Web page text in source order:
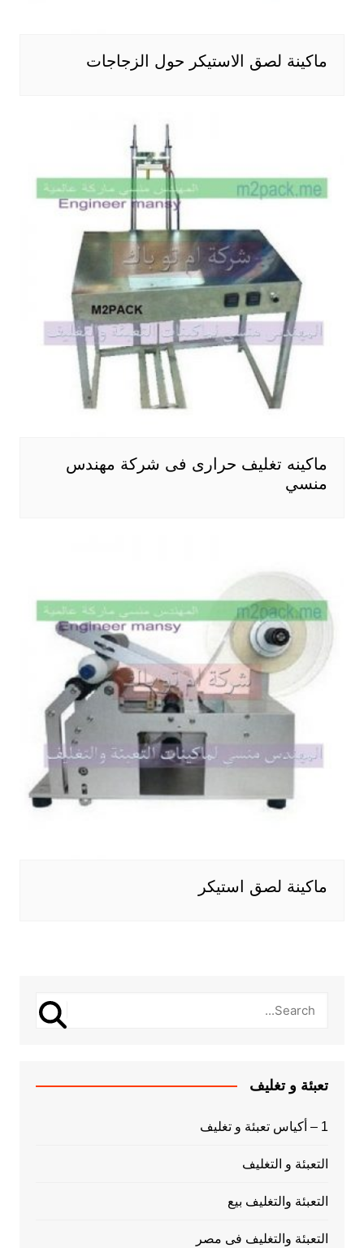
ماكينة لصق الاستيكر حول الزجاجات
ماكينه تغليف حرارى فى شركة مهندس
منسي
ماكينة لصق استيكر
تعبئة و تغليف
1 – أكياس تعبئة و تغليف
التعبئة و التغليف
التعبئة والتغليف بيع
التعبئة والتغليف فى مصر